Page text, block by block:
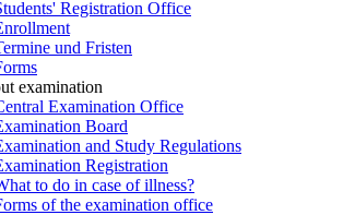
Registration Office
und Fristen
examination
Examination Office
Board
and Study Regulations
Registration
to do in case of illness?
of the examination office